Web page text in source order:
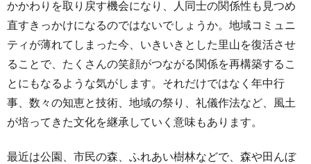
かかわりを取り戻す機会になり、人同士の関係性も見つめ
直すきっかけになるのではないでしょうか。地域コミュニ
ティが薄れてしまった今、いきいきとした里山を復活させ
ることで、たくさんの笑顔がつながる関係を再構築するこ
とにもなるような気がします。それだけではなく年中行
事、数々の知恵と技術、地域の祭り、礼儀作法など、風土
が培ってきた文化を継承していく意味もあります。
最近は公園、市民の森、ふれあい樹林などで、森や田んぼ